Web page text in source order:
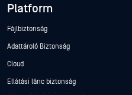
Platform
Fájlbiztonság
Adattároló Biztonság
Cloud
Ellátási lánc biztonság